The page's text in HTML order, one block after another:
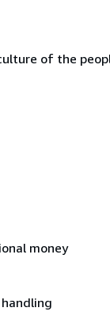
of the
money